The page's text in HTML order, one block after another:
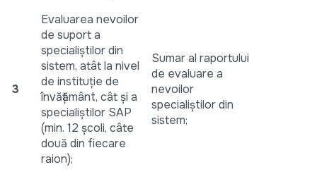
3
Evaluarea nevoilor
de suport a
specialiștilor din
sistem, atât la nivel
de instituție de
învățământ, cât și a
specialiștilor SAP
(min. 12 școli, câte
două din fiecare
raion);
Sumar al raportului
de evaluare a
nevoilor
specialiștilor din
sistem;